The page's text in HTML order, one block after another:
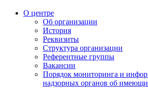
О центре
Об организации
История
Реквизиты
Структура организации
Референтные группы
Вакансии
Порядок мониторинга и
надзорных органов об